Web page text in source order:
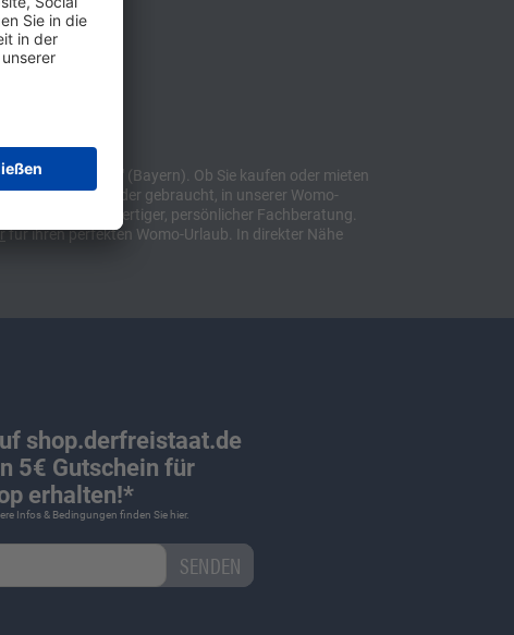
"Sulzemoos" (Bayern). Ob Sie kaufen oder mieten
ob neu oder gebraucht, in unserer Womo-
inklusive hochwertiger, persönlicher Fachberatung.
für ihren perfekten Womo-Urlaub. In direkter Nähe
shop.derfreistaat.de
5€ Gutschein für
erhalten!*
Infos & Bedingungen finden Sie hier.